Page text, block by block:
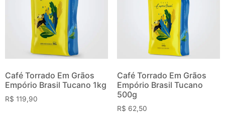
Café Torrado Em Grãos
Empório Brasil Tucano 1kg
R$ 119,90
Café Torrado Em Grãos
Empório Brasil Tucano
500g
R$ 62,50